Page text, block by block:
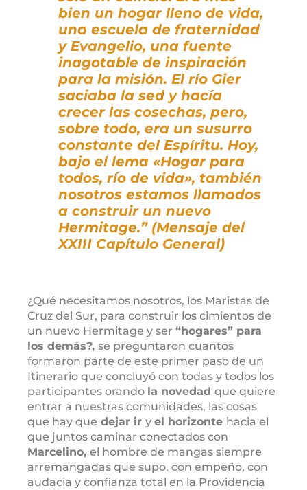
bien un hogar lleno de vida,
una escuela de fraternidad
y Evangelio, una fuente
inagotable de inspiración
para la misión. El río Gier
saciaba la sed y hacía
crecer las cosechas, pero,
sobre todo, era un susurro
constante del Espíritu. Hoy,
bajo el lema «Hogar para
todos, río de vida», también
nosotros estamos llamados
a construir un nuevo
Hermitage.” (Mensaje del
XXIII Capítulo General)
¿Qué necesitamos nosotros, los Maristas de
Cruz del Sur, para construir los cimientos de
un nuevo Hermitage y ser “hogares” para
los demás?, se preguntaron cuantos
formaron parte de este primer paso de un
Itinerario que concluyó con todas y todos los
participantes orando la novedad que quiere
entrar a nuestras comunidades, las cosas
que hay que dejar ir y el horizonte hacia el
que juntos caminar conectados con
Marcelino, el hombre de mangas siempre
arremangadas que supo, con empeño, con
audacia y confianza total en la Providencia